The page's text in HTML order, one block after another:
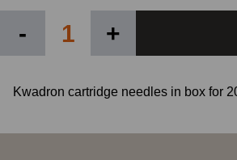
- +
Kwadron cartridge needles in box for